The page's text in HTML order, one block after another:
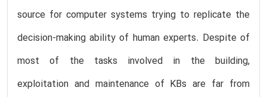
source for computer systems trying to replicate the
decision-making ability of human experts. Despite of
most of the tasks involved in the building,
exploitation and maintenance of KBs are far from